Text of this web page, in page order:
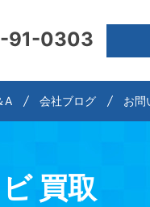
91-0303
A 会社ブログ お問
買取